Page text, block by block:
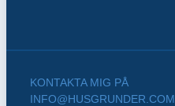
KONTAKTA MIG PÅ
INFO@HUSGRUNDER.COM